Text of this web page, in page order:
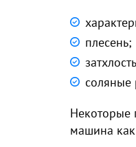
плесень;
соляные
Некоторые
машина как